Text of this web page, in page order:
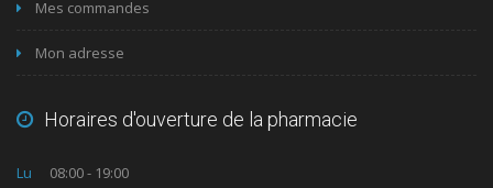
Mes commandes
Mon adresse
Horaires d'ouverture de la pharmacie
Lu 08:00 - 19:00